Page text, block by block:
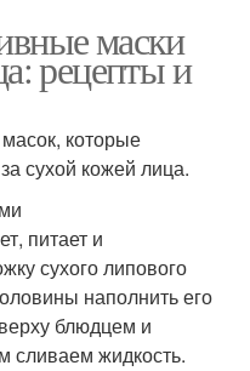
маски
рецепты и
которые
сухой кожей лица.
питает и
сухого липового
наполнить его
блюдцем и
сливаем жидкость.